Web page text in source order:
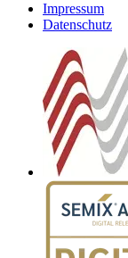
Impressum
Datenschutz